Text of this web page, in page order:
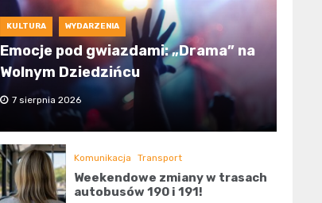
KULTURA WYDARZENIA
Emocje pod gwiazdami: „Drama” na
Wolnym Dziedzińcu
7 sierpnia 2026
Komunikacja Transport
Weekendowe zmiany w trasach
autobusów 190 i 191!